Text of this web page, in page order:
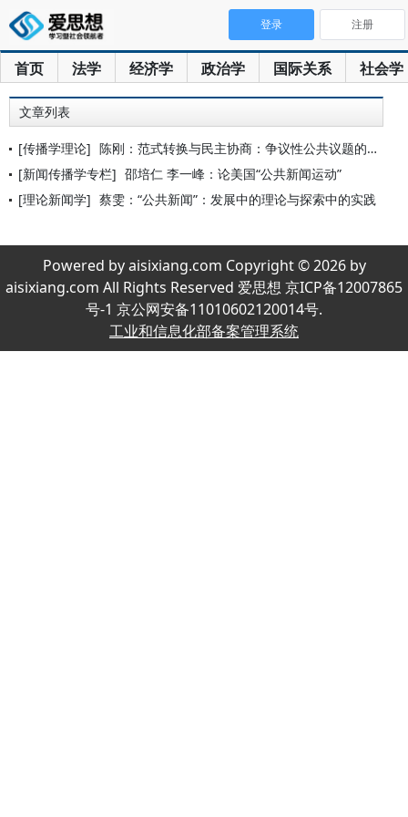
首页 法学 经济学 政治学 国际关系 社会学
登录 注册
文章列表
[传播学理论] 陈刚：范式转换与民主协商：争议性公共议题的媒介表达与社会参与
[新闻传播学专栏] 邵培仁 李一峰：论美国“公共新闻运动”
[理论新闻学] 蔡雯：“公共新闻”：发展中的理论与探索中的实践
Powered by aisixiang.com Copyright © 2026 by
aisixiang.com All Rights Reserved 爱思想 京ICP备12007865
号-1 京公网安备11010602120014号.
工业和信息化部备案管理系统